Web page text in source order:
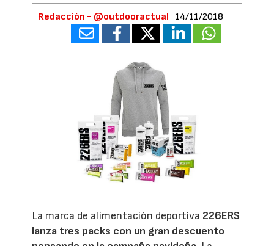
Redacción - @outdooractual 14/11/2018
La marca de alimentación deportiva 226ERS
lanza tres packs con un gran descuento